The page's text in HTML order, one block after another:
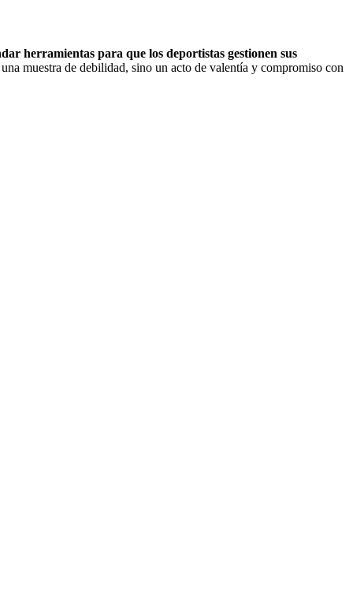
herramientas para que los deportistas gestionen sus
muestra de debilidad, sino un acto de valentía y compromiso con